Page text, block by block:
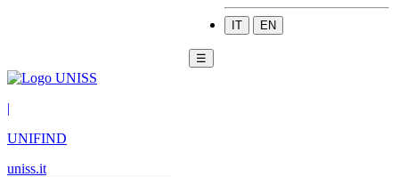
IT EN
☰
|
UNIFIND
uniss.it